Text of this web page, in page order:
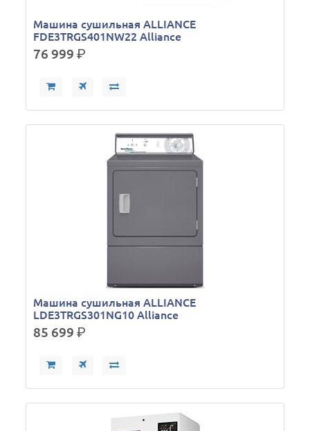
Машина сушильная ALLIANCE
FDE3TRGS401NW22 Alliance
76 999р.
Машина сушильная ALLIANCE
LDE3TRGS301NG10 Alliance
85 699р.